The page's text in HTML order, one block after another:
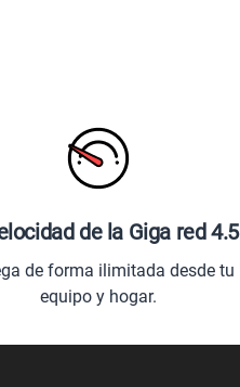
de la Giga red 4.5
de forma ilimitada desde tu
equipo y hogar.